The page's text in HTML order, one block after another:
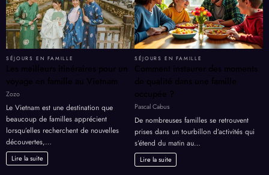
SÉJOURS EN FAMILLE
Les meilleurs itinéraires pour un
voyage en famille au Vietnam
Zozo
Le Vietnam est une destination que
beaucoup de familles apprécient
lorsqu’elles recherchent de nouvelles
découvertes,…
Lire la suite
SÉJOURS EN FAMILLE
Comment instaurer des moments
de qualité dans une famille
occupée ?
Pascal Cabus
De nombreuses familles se retrouvent
prises dans un tourbillon d’activités qui
s’étend du matin au…
Lire la suite